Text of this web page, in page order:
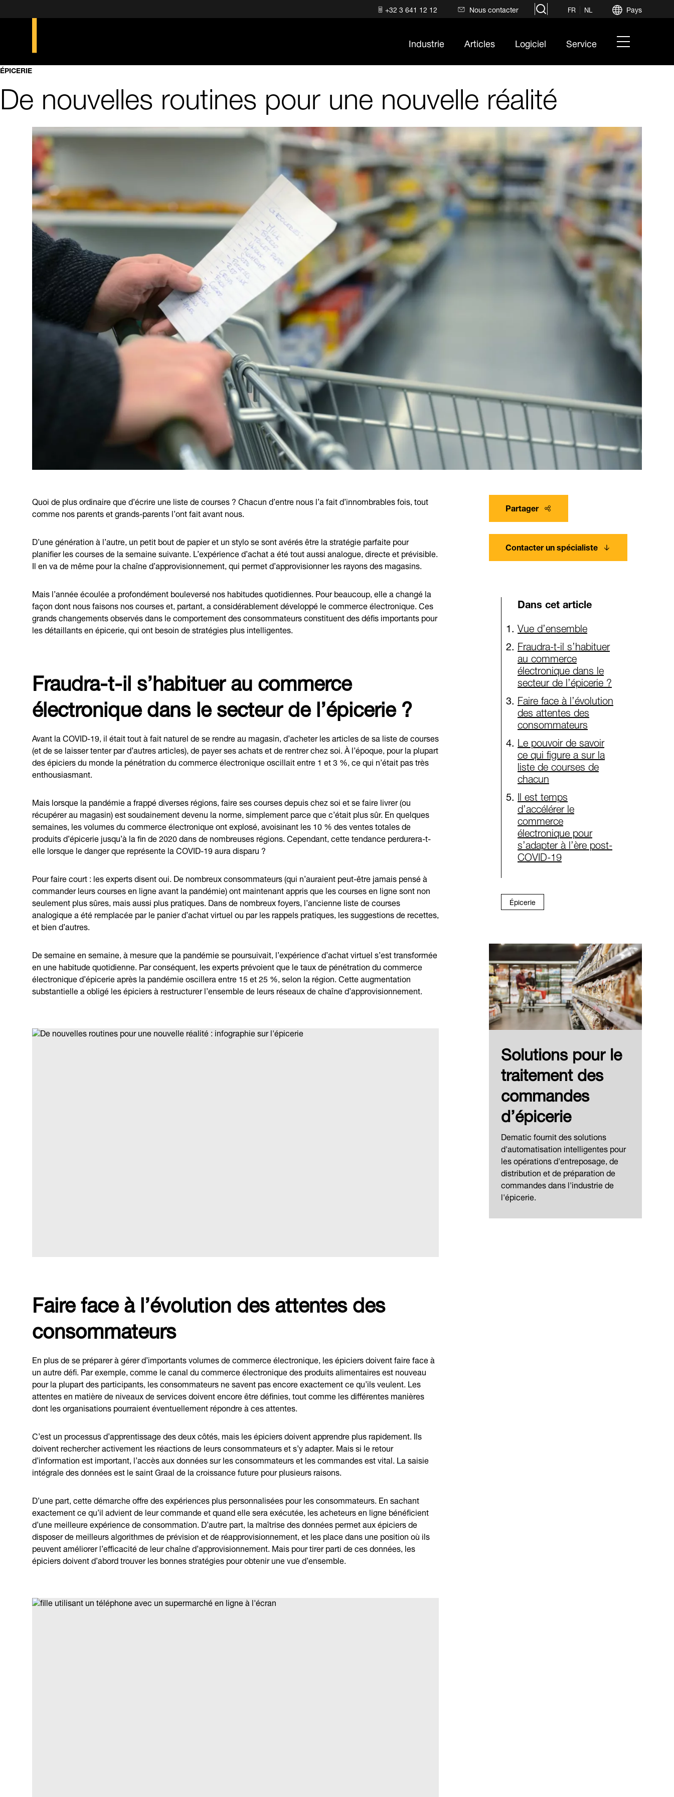
+32 3 641 12 12 Nous contacter search FR NL Pays
Industrie Articles Logiciel Service hamburger
menu
ÉPICERIE
De nouvelles routines pour une nouvelle réalité
Partager
Contacter un spécialiste
Dans cet article
Vue d’ensemble
Fraudra-t-il s’habituer
au commerce
électronique dans le
secteur de l’épicerie ?
Faire face à l’évolution
des attentes des
consommateurs
Le pouvoir de savoir
ce qui figure a sur la
liste de courses de
chacun
Il est temps
d’accélérer le
commerce
électronique pour
s’adapter à l’ère post-
COVID-19
Épicerie
Quoi de plus ordinaire que d’écrire une liste de courses ? Chacun d’entre nous l’a fait d’innombrables fois, tout
comme nos parents et grands-parents l’ont fait avant nous.
D’une génération à l’autre, un petit bout de papier et un stylo se sont avérés être la stratégie parfaite pour
planifier les courses de la semaine suivante. L’expérience d’achat a été tout aussi analogue, directe et prévisible.
Il en va de même pour la chaîne d’approvisionnement, qui permet d’approvisionner les rayons des magasins.
Mais l’année écoulée a profondément bouleversé nos habitudes quotidiennes. Pour beaucoup, elle a changé la
façon dont nous faisons nos courses et, partant, a considérablement développé le commerce électronique. Ces
grands changements observés dans le comportement des consommateurs constituent des défis importants pour
les détaillants en épicerie, qui ont besoin de stratégies plus intelligentes.
Fraudra-t-il s’habituer au commerce
électronique dans le secteur de l’épicerie ?
Avant la COVID-19, il était tout à fait naturel de se rendre au magasin, d’acheter les articles de sa liste de courses
(et de se laisser tenter par d’autres articles), de payer ses achats et de rentrer chez soi. À l’époque, pour la plupart
des épiciers du monde la pénétration du commerce électronique oscillait entre 1 et 3 %, ce qui n’était pas très
enthousiasmant.
Mais lorsque la pandémie a frappé diverses régions, faire ses courses depuis chez soi et se faire livrer (ou
récupérer au magasin) est soudainement devenu la norme, simplement parce que c’était plus sûr. En quelques
semaines, les volumes du commerce électronique ont explosé, avoisinant les 10 % des ventes totales de
produits d’épicerie jusqu’à la fin de 2020 dans de nombreuses régions. Cependant, cette tendance perdurera-t-
elle lorsque le danger que représente la COVID-19 aura disparu ?
Pour faire court : les experts disent oui. De nombreux consommateurs (qui n’auraient peut-être jamais pensé à
commander leurs courses en ligne avant la pandémie) ont maintenant appris que les courses en ligne sont non
seulement plus sûres, mais aussi plus pratiques. Dans de nombreux foyers, l’ancienne liste de courses
analogique a été remplacée par le panier d’achat virtuel ou par les rappels pratiques, les suggestions de recettes,
et bien d’autres.
De semaine en semaine, à mesure que la pandémie se poursuivait, l’expérience d’achat virtuel s’est transformée
en une habitude quotidienne. Par conséquent, les experts prévoient que le taux de pénétration du commerce
électronique d’épicerie après la pandémie oscillera entre 15 et 25 %, selon la région. Cette augmentation
substantielle a obligé les épiciers à restructurer l’ensemble de leurs réseaux de chaîne d’approvisionnement.
Faire face à l’évolution des attentes des
consommateurs
En plus de se préparer à gérer d’importants volumes de commerce électronique, les épiciers doivent faire face à
un autre défi. Par exemple, comme le canal du commerce électronique des produits alimentaires est nouveau
pour la plupart des participants, les consommateurs ne savent pas encore exactement ce qu’ils veulent. Les
attentes en matière de niveaux de services doivent encore être définies, tout comme les différentes manières
dont les organisations pourraient éventuellement répondre à ces attentes.
C’est un processus d’apprentissage des deux côtés, mais les épiciers doivent apprendre plus rapidement. Ils
doivent rechercher activement les réactions de leurs consommateurs et s’y adapter. Mais si le retour
d’information est important, l’accès aux données sur les consommateurs et les commandes est vital. La saisie
intégrale des données est le saint Graal de la croissance future pour plusieurs raisons.
D’une part, cette démarche offre des expériences plus personnalisées pour les consommateurs. En sachant
exactement ce qu’il advient de leur commande et quand elle sera exécutée, les acheteurs en ligne bénéficient
d’une meilleure expérience de consommation. D’autre part, la maîtrise des données permet aux épiciers de
disposer de meilleurs algorithmes de prévision et de réapprovisionnement, et les place dans une position où ils
peuvent améliorer l’efficacité de leur chaîne d’approvisionnement. Mais pour tirer parti de ces données, les
épiciers doivent d’abord trouver les bonnes stratégies pour obtenir une vue d’ensemble.
Solutions pour le
traitement des
commandes
d’épicerie
Dematic fournit des solutions
d'automatisation intelligentes pour
les opérations d'entreposage, de
distribution et de préparation de
commandes dans l'industrie de
l'épicerie.